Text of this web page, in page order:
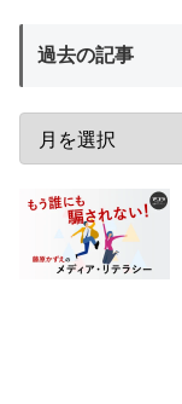
過去の記事